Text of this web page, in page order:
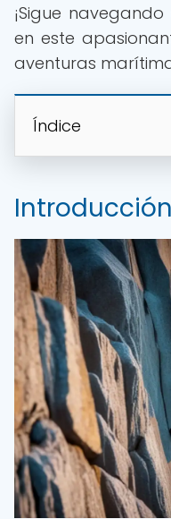
¡Sigue
en este
aventuras
Índice
Introducción